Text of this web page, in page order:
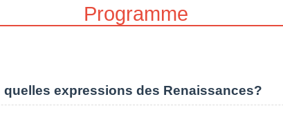
Programme
quelles expressions des Renaissances?